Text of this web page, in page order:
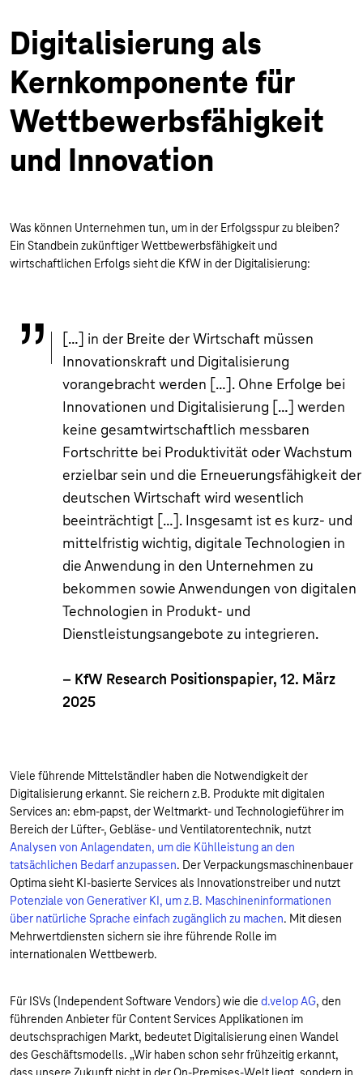
Digitalisierung als
Kernkomponente für
Wettbewerbsfähigkeit
und Innovation
Was können Unternehmen tun, um in der Erfolgsspur zu bleiben?
Ein Standbein zukünftiger Wettbewerbsfähigkeit und
wirtschaftlichen Erfolgs sieht die KfW in der Digitalisierung:
[…] in der Breite der Wirtschaft müssen
Innovationskraft und Digitalisierung
vorangebracht werden […]. Ohne Erfolge bei
Innovationen und Digitalisierung […] werden
keine gesamtwirtschaftlich messbaren
Fortschritte bei Produktivität oder Wachstum
erzielbar sein und die Erneuerungsfähigkeit der
deutschen Wirtschaft wird wesentlich
beeinträchtigt […]. Insgesamt ist es kurz- und
mittelfristig wichtig, digitale Technologien in
die Anwendung in den Unternehmen zu
bekommen sowie Anwendungen von digitalen
Technologien in Produkt- und
Dienstleistungsangebote zu integrieren.
– KfW Research Positionspapier, 12. März
2025
Viele führende Mittelständler haben die Notwendigkeit der
Digitalisierung erkannt. Sie reichern z.B. Produkte mit digitalen
Services an: ebm-papst, der Weltmarkt- und Technologieführer im
Bereich der Lüfter-, Gebläse- und Ventilatorentechnik, nutzt
Analysen von Anlagendaten, um die Kühlleistung an den
tatsächlichen Bedarf anzupassen. Der Verpackungsmaschinenbauer
Optima sieht KI-basierte Services als Innovationstreiber und nutzt
Potenziale von Generativer KI, um z.B. Maschineninformationen
über natürliche Sprache einfach zugänglich zu machen. Mit diesen
Mehrwertdiensten sichern sie ihre führende Rolle im
internationalen Wettbewerb.
Für ISVs (Independent Software Vendors) wie die d.velop AG, den
führenden Anbieter für Content Services Applikationen im
deutschsprachigen Markt, bedeutet Digitalisierung einen Wandel
des Geschäftsmodells. „Wir haben schon sehr frühzeitig erkannt,